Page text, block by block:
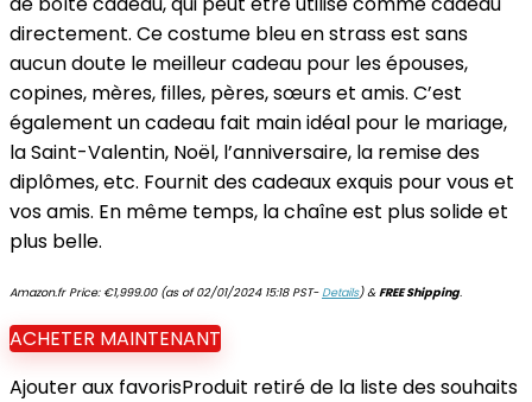
directement. Ce costume bleu en strass est sans
aucun doute le meilleur cadeau pour les épouses,
copines, mères, filles, pères, sœurs et amis. C’est
également un cadeau fait main idéal pour le mariage,
la Saint-Valentin, Noël, l’anniversaire, la remise des
diplômes, etc. Fournit des cadeaux exquis pour vous et
vos amis. En même temps, la chaîne est plus solide et
plus belle.
Amazon.fr Price: €1,999.00(as of 02/01/2024 15:18 PST-Details)&FREE Shipping.
ACHETER MAINTENANT
Ajouter aux favorisProduit retiré de la liste des souhaits